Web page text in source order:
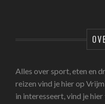
Alles over sport, eten en
reizen vind je hier op
in interesseert, vind je